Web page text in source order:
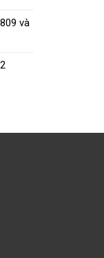
và